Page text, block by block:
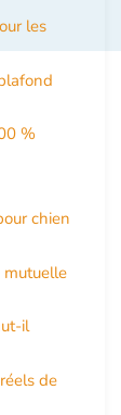
les
%
chien
mutuelle
il
de